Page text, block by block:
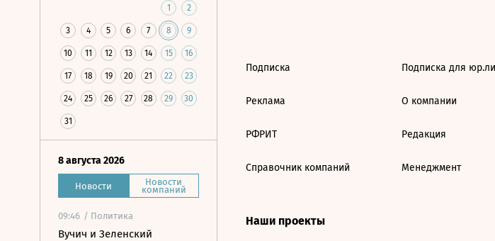
1 2
3 4 5 6 7 8 9
10 11 12 13 14 15 16
17 18 19 20 21 22 23
24 25 26 27 28 29 30
31
8 августа 2026
Новости Новости
компаний
09:46 / Политика
Вучич и Зеленский
Подписка
Реклама
РФРИТ
Справочник компаний
Подписка для
О компании
Редакция
Менеджмент
Наши проекты